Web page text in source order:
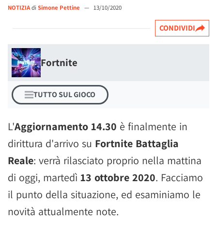
NOTIZIAdi Simone Pettine — 13/10/2020
CONDIVIDI
Fortnite
TUTTO SUL GIOCO
L'Aggiornamento 14.30 è finalmente in
dirittura d'arrivo su Fortnite Battaglia
Reale: verrà rilasciato proprio nella mattina
di oggi, martedì 13 ottobre 2020. Facciamo
il punto della situazione, ed esaminiamo le
novità attualmente note.